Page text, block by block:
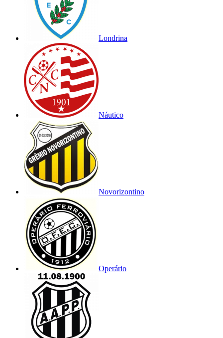
Londrina
Náutico
Novorizontino
Operário